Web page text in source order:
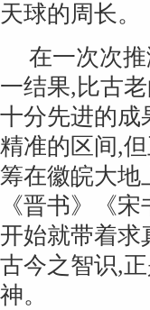
天球的周长。
在一次次
一结果,比古
十分先进的成
精准的区间,
筹在徽皖大地
《晋书》《
开始就带着求
古今之智识,
神。